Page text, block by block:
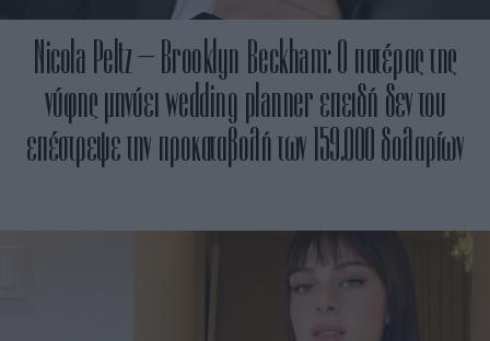
Nicola Peltz – Brooklyn Beckham: Ο πατέρας της
νύφης μηνύει wedding planner επειδή δεν του
επέστρεψε την προκαταβολή των 159.000 δολαρίων